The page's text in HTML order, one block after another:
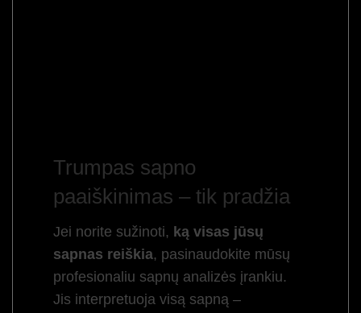
Trumpas sapno
paaiškinimas – tik pradžia
Jei norite sužinoti, ką visas jūsų
sapnas reiškia, pasinaudokite mūsų
profesionaliu sapnų analizės įrankiu.
Jis interpretuoja visą sapną –